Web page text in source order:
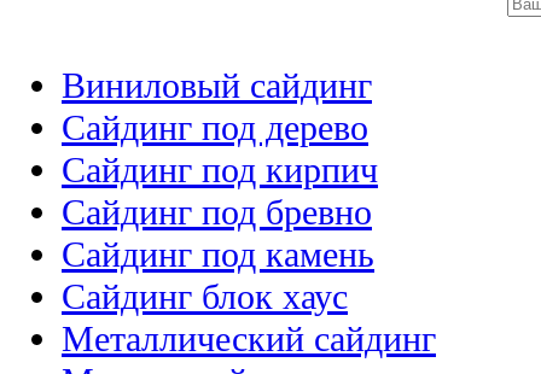
Виниловый сайдинг
Сайдинг под дерево
Сайдинг под кирпич
Сайдинг под бревно
Сайдинг под камень
Cайдинг блок хаус
Металлический сайдинг